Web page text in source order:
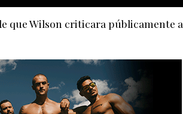
que Wilson criticara públicamente a